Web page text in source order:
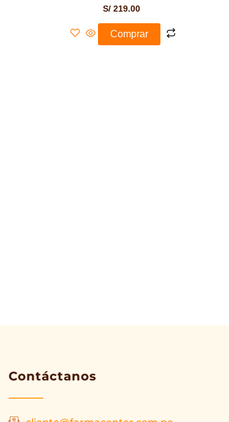
S/ 219.00
Comprar
Contáctanos